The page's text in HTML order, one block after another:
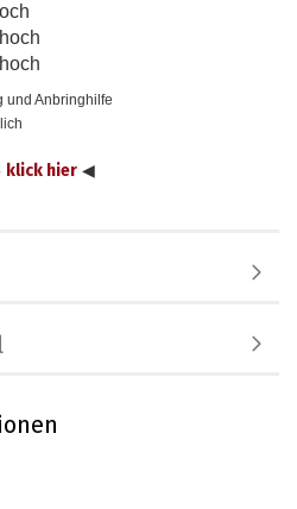
und Anbringhilfe
klick hier ◀